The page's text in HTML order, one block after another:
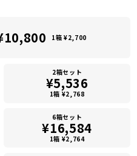
1箱 ¥2,700
2箱セット
¥5,536
1箱 ¥2,768
6箱セット
¥16,584
1箱 ¥2,764